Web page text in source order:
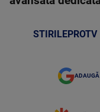
STIRILEPROTV
ADAUGĂ